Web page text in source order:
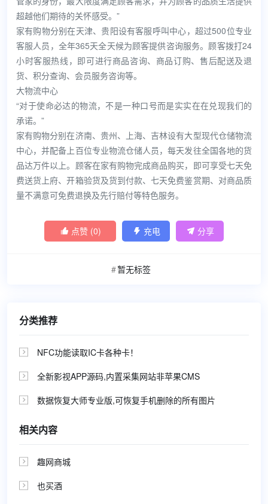
超越他们期待的关怀感受。”
家有购物分别在天津、贵阳设有客服呼叫中心，超过500位专业
客服人员，全年365天全天候为顾客提供咨询服务。顾客拨打24
小时客服热线，即可进行商品咨询、商品订购、售后配送及退
货、积分查询、会员服务咨询等。
大物流中心
“对于使命必达的物流，不是一种口号而是实实在在兑现我们的
承诺。”
家有购物分别在济南、贵州、上海、吉林设有大型现代仓储物流
中心，并配备上百位专业物流仓储人员，每天发往全国各地的货
品达万件以上。顾客在家有购物完成商品购买，即可享受七天免
费送货上府、开箱验货及货到付款、七天免费鉴赏期、对商品质
量不满意可免费退换及先行赔付等特色服务。
 点赞 (0)  充电  分享
暂无标签
分类推荐
 NFC功能读取IC卡各种卡！
 全新影视APP源码,内置采集网站非苹果CMS
 数据恢复大师专业版,可恢复手机删除的所有图片
相关内容
 趣网商城

也买酒